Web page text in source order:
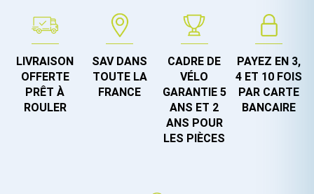
LIVRAISON
OFFERTE
PRÊT À
ROULER
SAV DANS
TOUTE LA
FRANCE
CADRE DE
VÉLO
GARANTIE 5
ANS ET 2
ANS POUR
LES PIÈCES
PAYEZ EN 3,
4 ET 10 FOIS
PAR CARTE
BANCAIRE